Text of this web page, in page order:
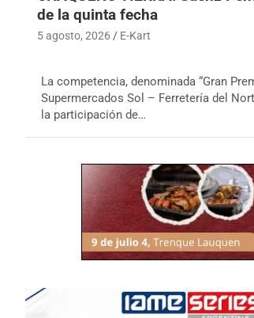
de la quinta fecha
5 agosto, 2026 E-Kart
La competencia, denominada “Gran
Supermercados Sol – Ferretería del
la participación de…